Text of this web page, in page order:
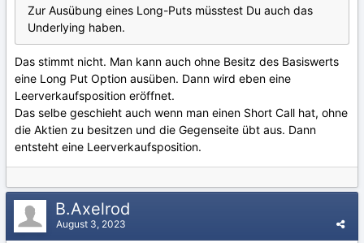
Zur Ausübung eines Long-Puts müsstest Du auch das
Underlying haben.
Das stimmt nicht. Man kann auch ohne Besitz des Basiswerts
eine Long Put Option ausüben. Dann wird eben eine
Leerverkaufsposition eröffnet.
Das selbe geschieht auch wenn man einen Short Call hat, ohne
die Aktien zu besitzen und die Gegenseite übt aus. Dann
entsteht eine Leerverkaufsposition.
B.Axelrod
August 3, 2023